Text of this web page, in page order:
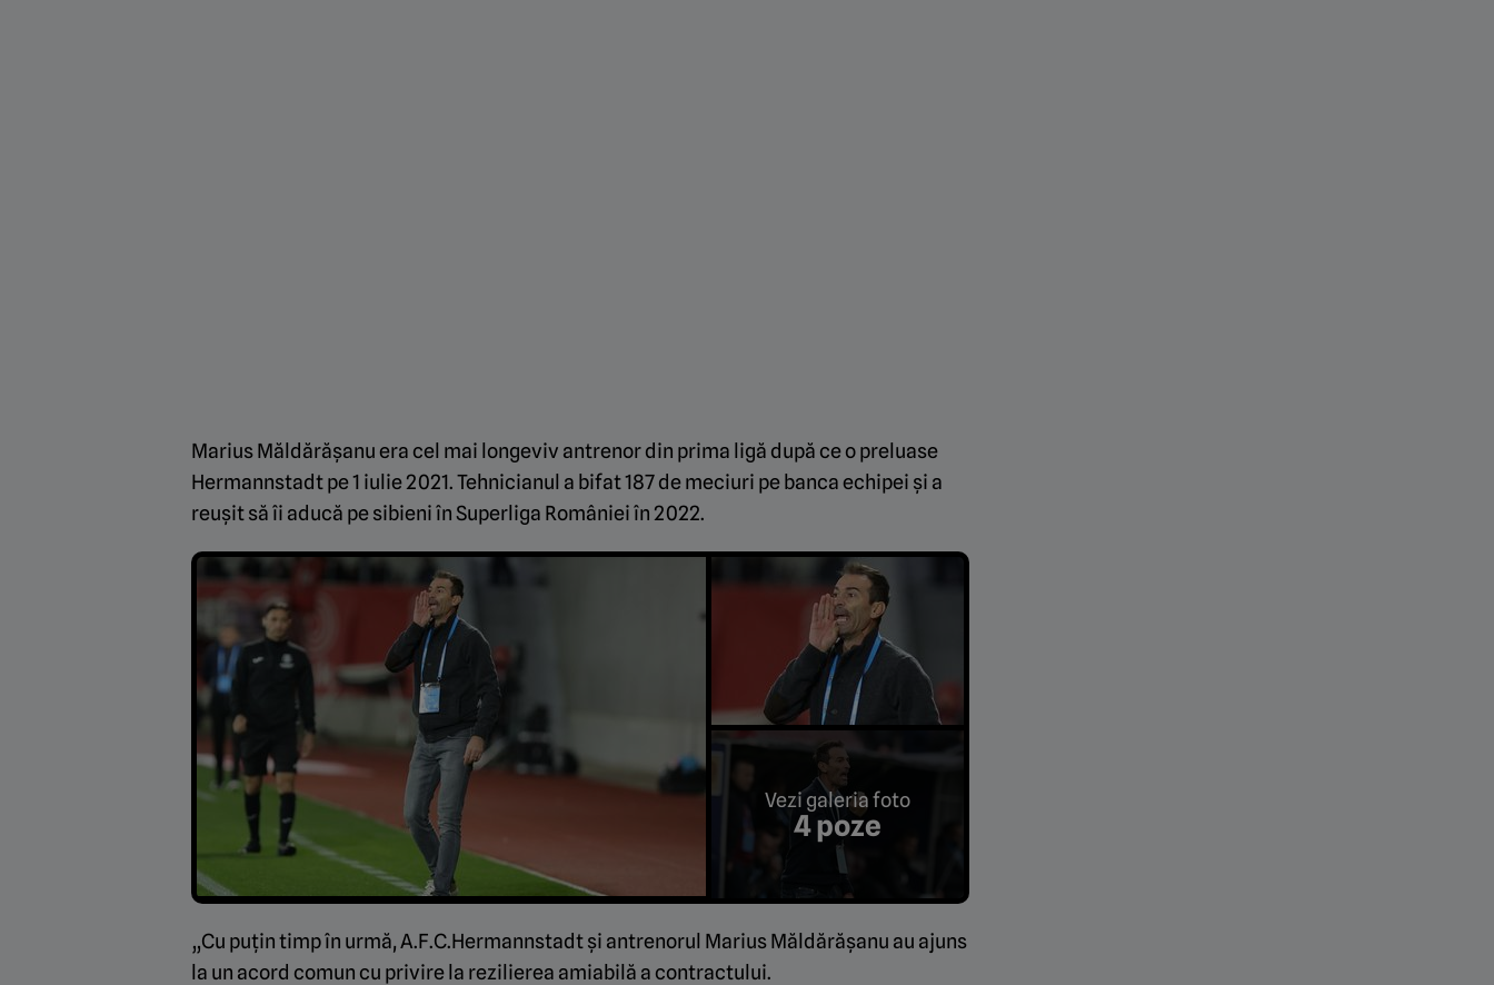
Marius Măldărășanu era cel mai longeviv antrenor din prima ligă după ce o preluase
Hermannstadt pe 1 iulie 2021. Tehnicianul a bifat 187 de meciuri pe banca echipei și a
reușit să îi aducă pe sibieni în Superliga României în 2022.
Vezi galeria foto
4 poze
„Cu puțin timp în urmă, A.F.C.Hermannstadt și antrenorul Marius Măldărășanu au ajuns
la un acord comun cu privire la rezilierea amiabilă a contractului.